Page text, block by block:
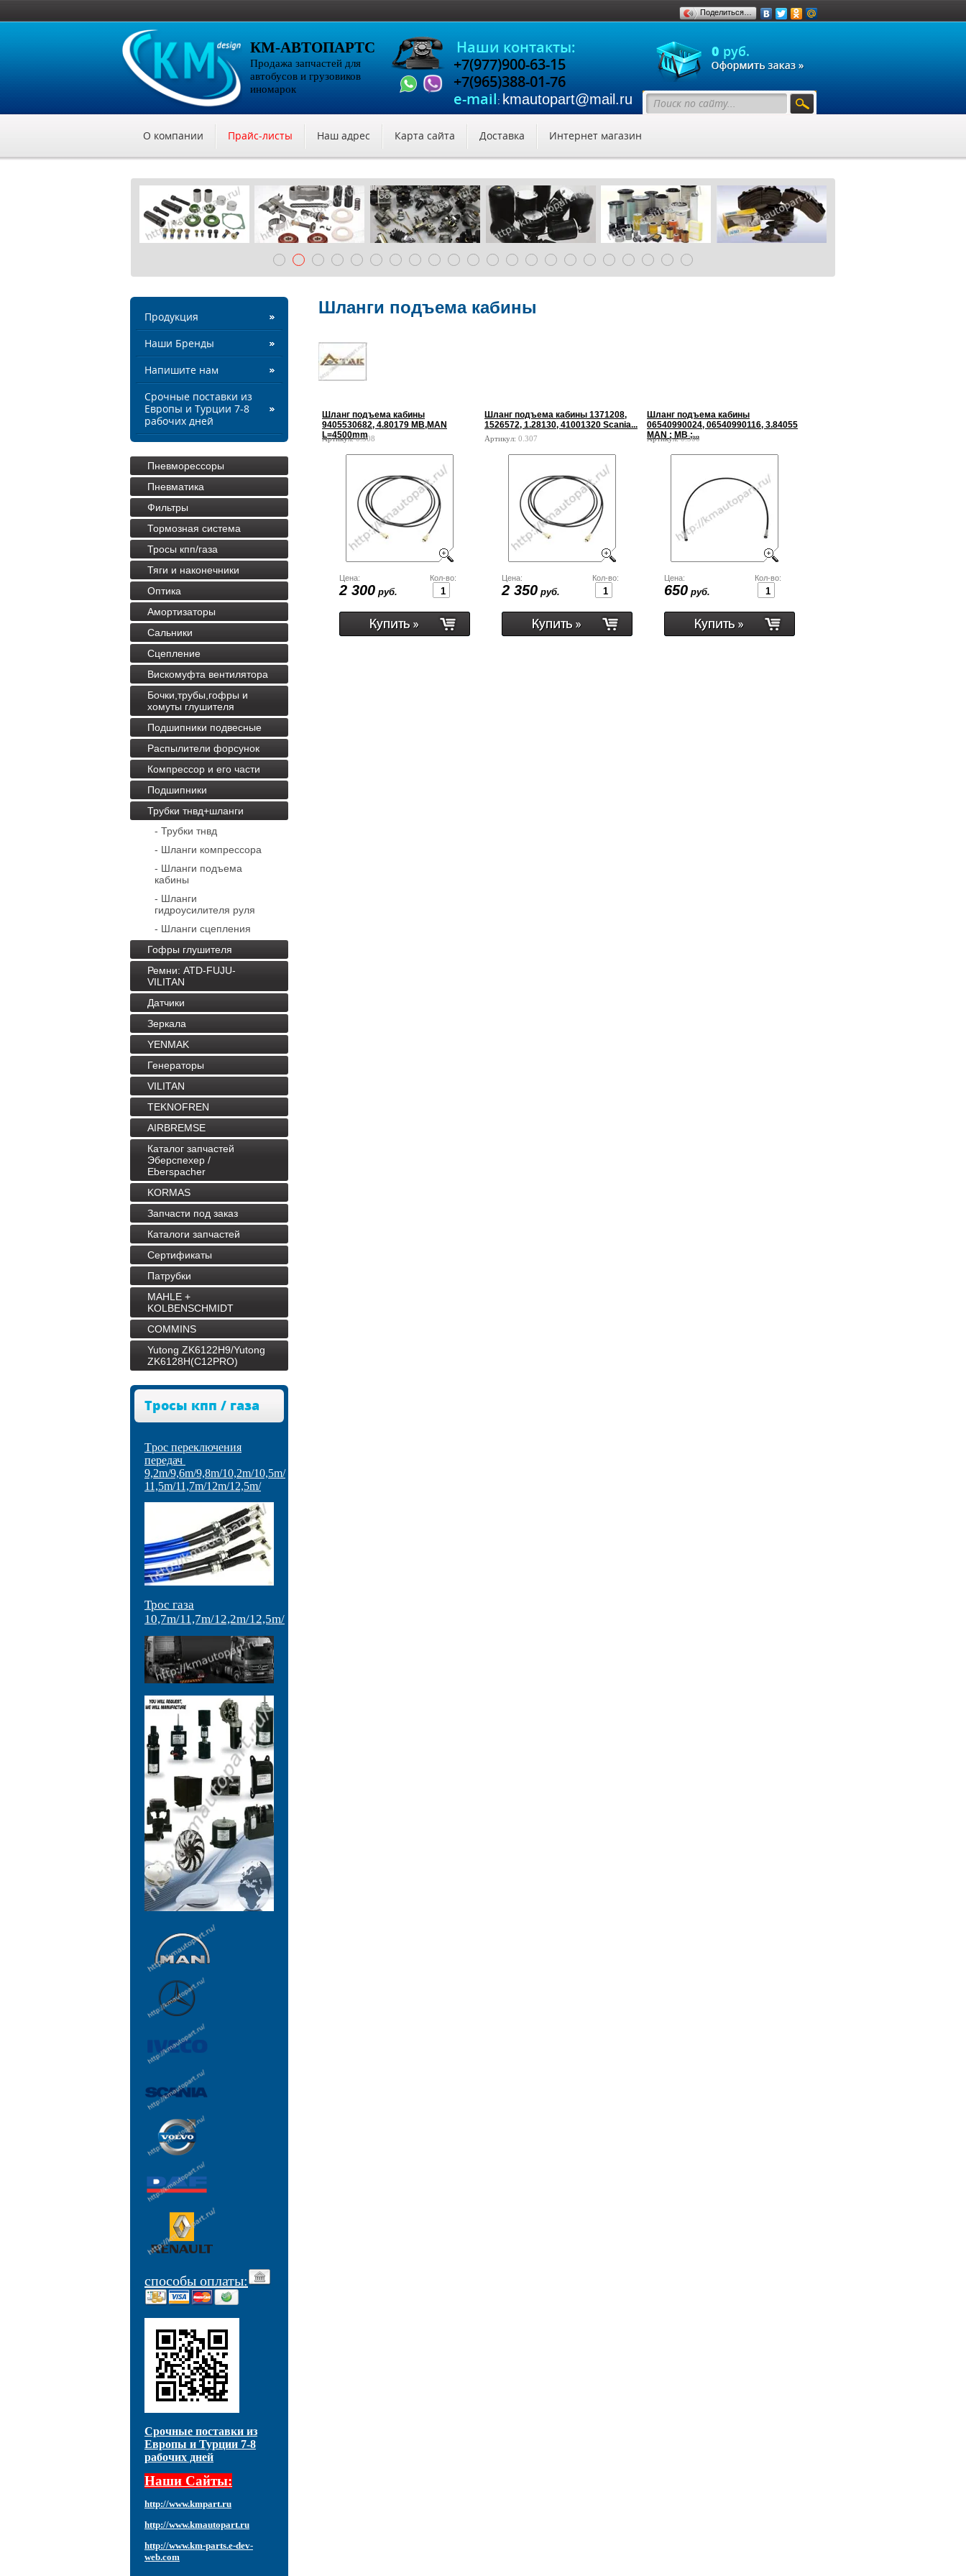
Наши контакты:
+7(977)900-63-15
+7(965)388-01-76
e-mail:kmautopart@mail.ru
Поделиться…
0руб.
КМ-АВТОПАРТС
Продажа запчастей для
автобусов и грузовиков
иномарок
О компании Прайс-листы Наш адрес Карта сайта Доставка Интернет магазин
Шланги подъема кабины
Шланг подъема кабины
9405530682, 4.80179 MB,MAN
L=4500mm
Артикул:0.308
Цена:
2 300 руб.
Кол-во:
Шланг подъема кабины 1371208,
1526572, 1.28130, 41001320 Scania...
Артикул: 0.307
Цена:
2 350 руб.
Кол-во:
Шланг подъема кабины
06540990024, 06540990116, 3.84055
MAN ; MB ;...
Артикул:0.300
Цена:
650 руб.
Кол-во:
Продукция
Наши Бренды
Напишите нам
Срочные поставки из
Европы и Турции 7-8
рабочих дней
Пневморессоры
Пневматика
Фильтры
Тормозная система
Тросы кпп/газа
Тяги и наконечники
Оптика
Амортизаторы
Сальники
Сцепление
Вискомуфта вентилятора
Бочки,трубы,гофры и
хомуты глушителя
Подшипники подвесные
Распылители форсунок
Компрессор и его части
Подшипники
Трубки тнвд+шланги
- Трубки тнвд
- Шланги компрессора
- Шланги подъема
кабины
- Шланги
гидроусилителя руля
- Шланги сцепления
Гофры глушителя
Ремни: ATD-FUJU-
VILITAN
Датчики
Зеркала
YENMAK
Генераторы
VILITAN
TEKNOFREN
AIRBREMSE
Каталог запчастей
Эберспехер /
Eberspacher
KORMAS
Запчасти под заказ
Каталоги запчастей
Сертификаты
Патрубки
MAHLE +
KOLBENSCHMIDT
COMMINS
Yutong ZK6122H9/Yutong
ZK6128H(C12PRO)
Тросы кпп / газа
Tрос переключения
передач
9,2m/9,6m/9,8m/10,2m/10,5m/
11,5m/11,7m/12m/12,5m/
Трос газа
10,7m/11,7m/12,2m/12,5m/
способы оплаты:
Срочные поставки из
Европы и Турции 7-8
рабочих дней
Наши Сайты:
http://www.kmpart.ru
http://www.kmautopart.ru
http://www.km-parts.e-dev-
web.com